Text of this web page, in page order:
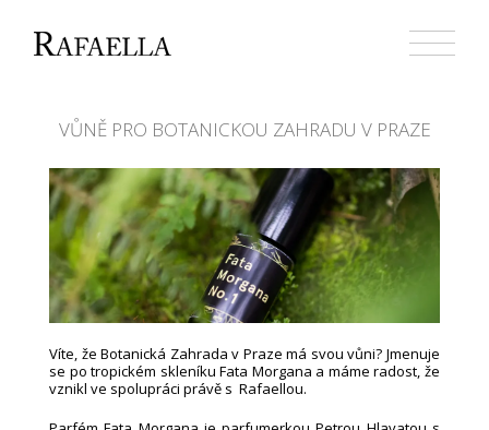
obsahu
webu
VŮNĚ PRO BOTANICKOU ZAHRADU V PRAZE
Víte, že Botanická Zahrada v Praze má svou vůni? Jmenuje
se po tropickém skleníku Fata Morgana a máme radost, že
vznikl ve spolupráci právě s Rafaellou.